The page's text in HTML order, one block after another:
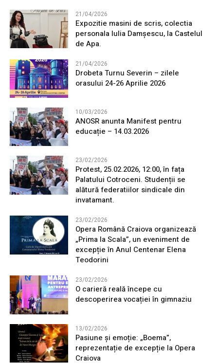
21/04/2026
Expozitie masini de scris, colectia
personala Iulia Damșescu, la Castelul
de Apa.
21/04/2026
Drobeta Turnu Severin – zilele
orasului 24-26 Aprilie 2026
10/03/2026
ANOSR anunta Manifest pentru
educație – 14.03.2026
23/02/2026
Protest, 25.02.2026, 12:00, în fața
Palatului Cotroceni. Studenții se
alătură federatiilor sindicale din
invatamant.
23/02/2026
Opera Română Craiova organizează
„Prima la Scala”, un eveniment de
excepție în Anul Centenar Elena
Teodorini
23/02/2026
O carieră reală începe cu
descoperirea vocației în gimnaziu
13/02/2026
Pasiune și emoție: „Boema”,
reprezentație de excepție la Opera
Craiova